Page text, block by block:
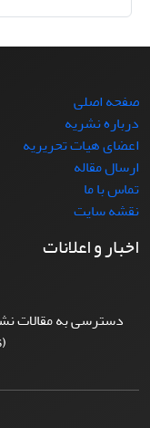
صفحه اصلی
درباره نشریه
اعضای هیات تحریریه
ارسال مقاله
تماس با ما
نقشه سایت
اخبار و اعلانات
دسترسی به مقالات
(Open Access) است.